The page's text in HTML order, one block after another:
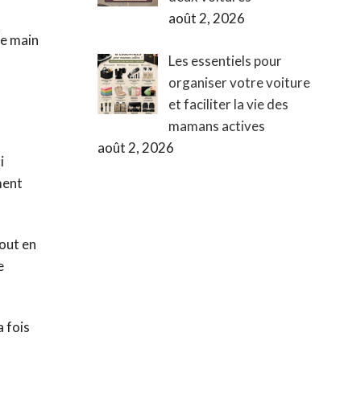
main
en
fois
août 2, 2026
Les essentiels pour
organiser votre voiture
et faciliter la vie des
mamans actives
août 2, 2026